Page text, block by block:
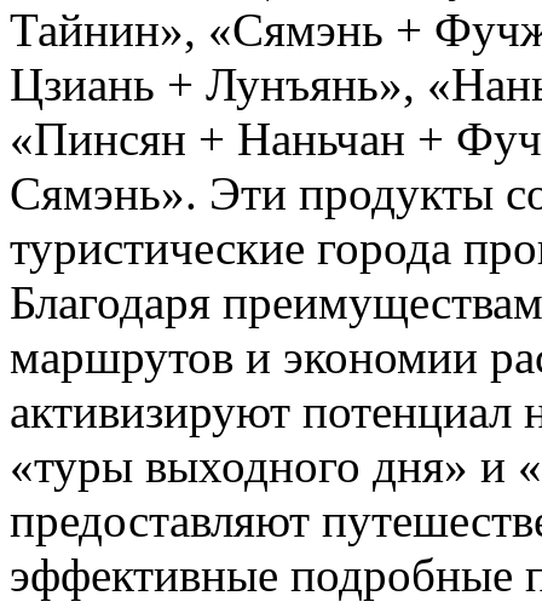
Тайнин», «Сямэнь +
Цзиань + Лунъянь»,
«Пинсян + Наньчан +
Сямэнь». Эти продукты
туристические города
Благодаря
маршрутов и экономии
активизируют
«туры выходного дня» и
предоставляют
эффективные подробные